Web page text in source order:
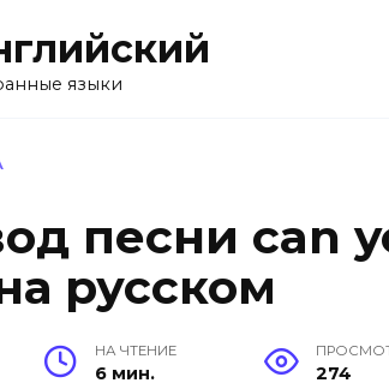
языки
песни can
русском
НА ЧТЕНИЕ
6 мин. 274